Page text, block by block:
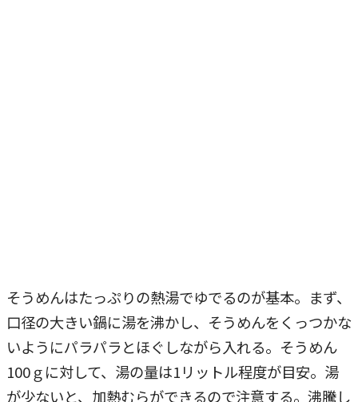
そうめんはたっぷりの熱湯でゆでるのが基本。まず、
口径の大きい鍋に湯を沸かし、そうめんをくっつかな
いようにパラパラとほぐしながら入れる。そうめん
100ｇに対して、湯の量は1リットル程度が目安。湯
が少ないと、加熱むらができるので注意する。沸騰し